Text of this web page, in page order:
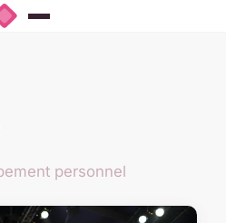
personnel